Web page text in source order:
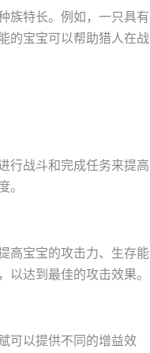
族特长。例如，一只具有
的宝宝可以帮助猎人在战
行战斗和完成任务来提高
。
高宝宝的攻击力、生存能
达到最佳的攻击效果。
可以提供不同的增益效